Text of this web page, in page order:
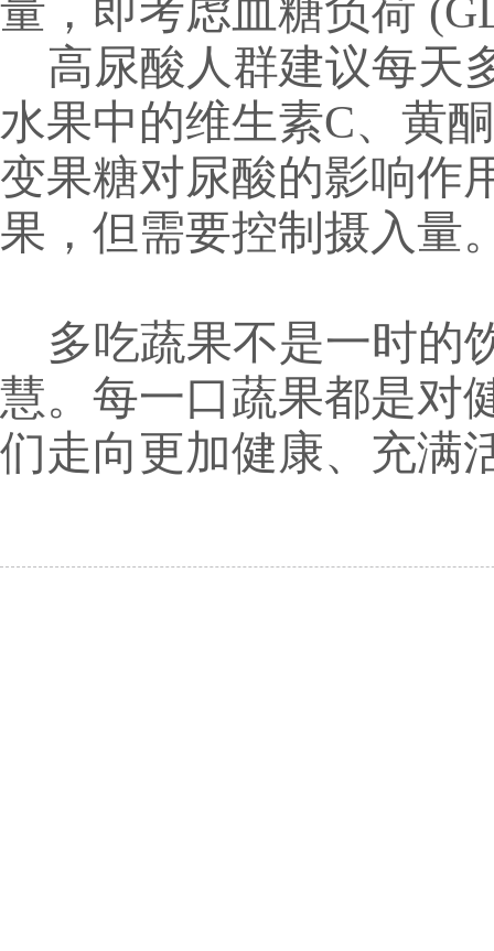
量，即考虑血糖负荷
高尿酸人群建议每天
水果中的维生素C、黄
变果糖对尿酸的影响作
果，但需要控制摄入量
多吃蔬果不是一时的
慧。每一口蔬果都是对
们走向更加健康、充满